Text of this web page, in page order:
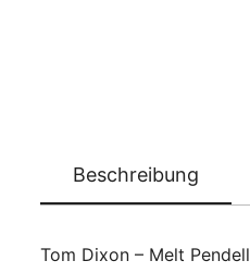
Beschreibung
Tom Dixon – Melt